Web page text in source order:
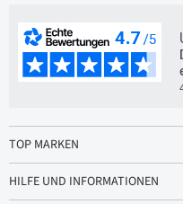
TOP MARKEN
HILFE UND INFORMATIONEN